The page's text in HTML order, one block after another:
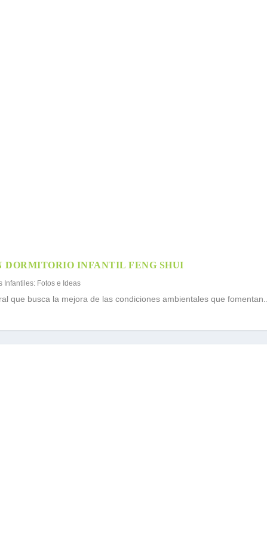
DORMITORIO INFANTIL FENG SHUI
Infantiles: Fotos e Ideas
que busca la mejora de las condiciones ambientales que fomentan...